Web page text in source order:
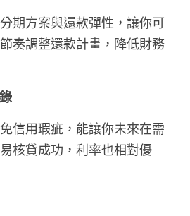
期方案與還款彈性，讓你可
奏調整還款計畫，降低財務
信用瑕疵，能讓你未來在需
核貸成功，利率也相對優